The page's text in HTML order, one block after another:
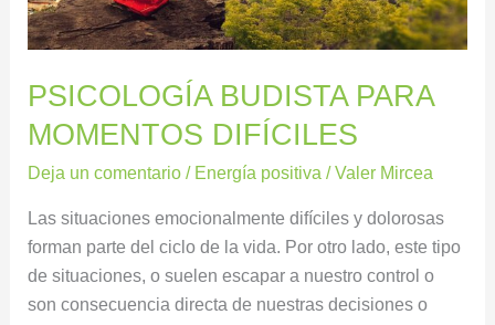
PSICOLOGÍA BUDISTA PARA
MOMENTOS DIFÍCILES
Deja un comentario / Energía positiva /Valer Mircea
Las situaciones emocionalmente difíciles y dolorosas
forman parte del ciclo de la vida. Por otro lado, este tipo
de situaciones, o suelen escapar a nuestro control o
son consecuencia directa de nuestras decisiones o